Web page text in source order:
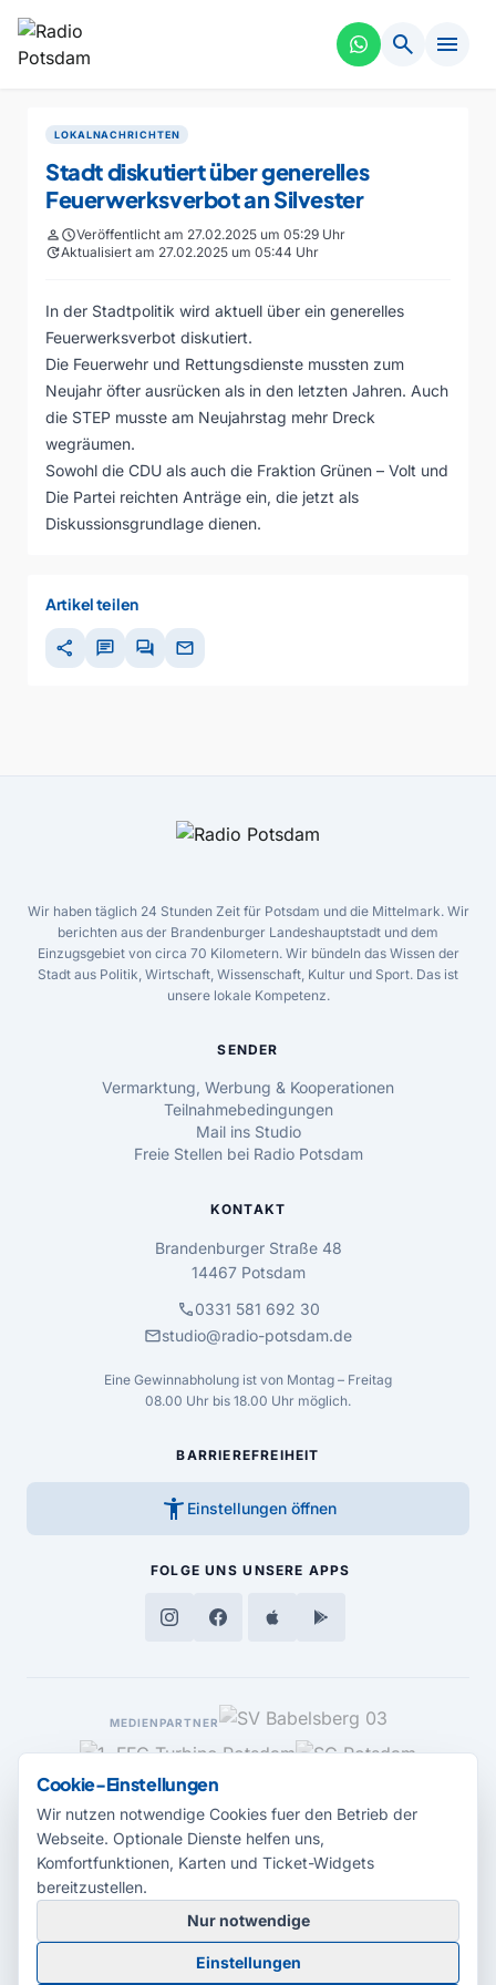
search menu
LOKALNACHRICHTEN
Stadt diskutiert über generelles
Feuerwerksverbot an Silvester
personscheduleVeröffentlicht am 27.02.2025 um 05:29 Uhr
updateAktualisiert am 27.02.2025 um 05:44 Uhr
In der Stadtpolitik wird aktuell über ein generelles
Feuerwerksverbot diskutiert.
Die Feuerwehr und Rettungsdienste mussten zum
Neujahr öfter ausrücken als in den letzten Jahren. Auch
die STEP musste am Neujahrstag mehr Dreck
wegräumen.
Sowohl die CDU als auch die Fraktion Grünen – Volt und
Die Partei reichten Anträge ein, die jetzt als
Diskussionsgrundlage dienen.
Artikel teilen
share chat forum mail
Wir haben täglich 24 Stunden Zeit für Potsdam und die Mittelmark. Wir
berichten aus der Brandenburger Landeshauptstadt und dem
Einzugsgebiet von circa 70 Kilometern. Wir bündeln das Wissen der
Stadt aus Politik, Wirtschaft, Wissenschaft, Kultur und Sport. Das ist
unsere lokale Kompetenz.
SENDER
Vermarktung, Werbung & Kooperationen
Teilnahmebedingungen
Mail ins Studio
Freie Stellen bei Radio Potsdam
KONTAKT
Brandenburger Straße 48
14467 Potsdam
call0331 581 692 30
mailstudio@radio-potsdam.de
Eine Gewinnabholung ist von Montag – Freitag
08.00 Uhr bis 18.00 Uhr möglich.
BARRIEREFREIHEIT
accessibility_new Einstellungen öffnen
FOLGE UNS UNSERE APPS
MEDIENPARTNER
© 2026 Radio Potsdam. Webseite entwickelt durch dieMedienagentur
Babelsberg
Cookie-Einstellungen
Wir nutzen notwendige Cookies fuer den Betrieb der
Webseite. Optionale Dienste helfen uns,
Komfortfunktionen, Karten und Ticket-Widgets
bereitzustellen.
Nur notwendige
Einstellungen